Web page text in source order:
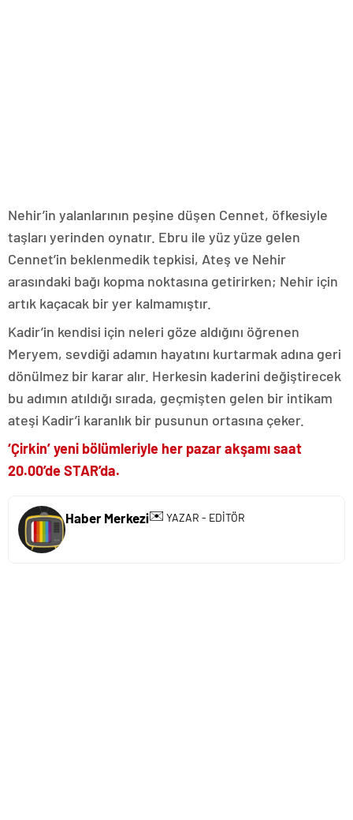
Nehir’in yalanlarının peşine düşen Cennet, öfkesiyle
taşları yerinden oynatır. Ebru ile yüz yüze gelen
Cennet’in beklenmedik tepkisi, Ateş ve Nehir
arasındaki bağı kopma noktasına getirirken; Nehir için
artık kaçacak bir yer kalmamıştır.
Kadir’in kendisi için neleri göze aldığını öğrenen
Meryem, sevdiği adamın hayatını kurtarmak adına geri
dönülmez bir karar alır. Herkesin kaderini değiştirecek
bu adımın atıldığı sırada, geçmişten gelen bir intikam
ateşi Kadir’i karanlık bir pusunun ortasına çeker.
‘Çirkin’ yeni bölümleriyle her pazar akşamı saat
20.00’de STAR’da.
Haber Merkezi✉️ YAZAR - EDİTÖR